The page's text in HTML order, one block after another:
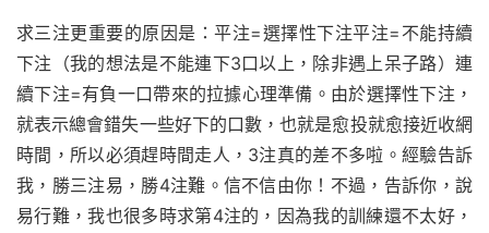
求三注更重要的原因是：平注=選擇性下注平注=不能持續
下注（我的想法是不能連下3口以上，除非遇上呆子路）連
續下注=有負一口帶來的拉據心理準備。由於選擇性下注，
就表示總會錯失一些好下的口數，也就是愈投就愈接近收網
時間，所以必須趕時間走人，3注真的差不多啦。經驗告訴
我，勝三注易，勝4注難。信不信由你！不過，告訴你，說
易行難，我也很多時求第4注的，因為我的訓練還不太好，